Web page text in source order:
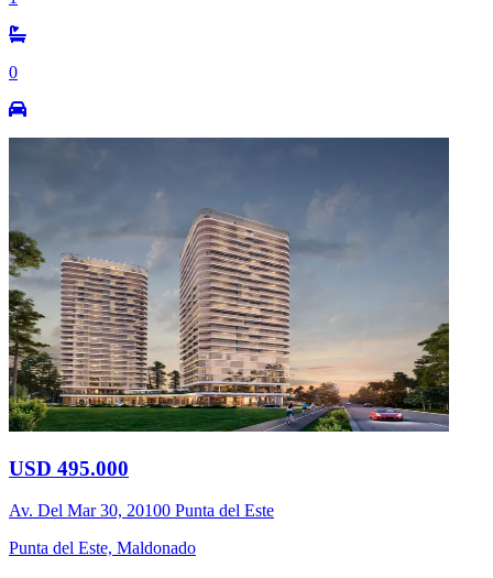
0
USD 495.000
Av. Del Mar 30, 20100 Punta del Este
Punta del Este, Maldonado